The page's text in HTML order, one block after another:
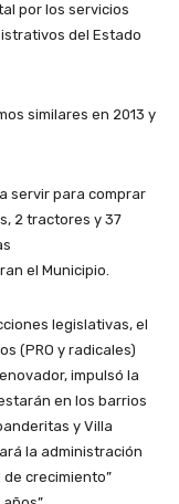
por los servicios
del Estado
similares en 2013 y
servir para comprar
2 tractores y 37
el Municipio.
legislativas, el
(PRO y radicales)
impulsó la
en los barrios
y Villa
la administración
crecimiento”